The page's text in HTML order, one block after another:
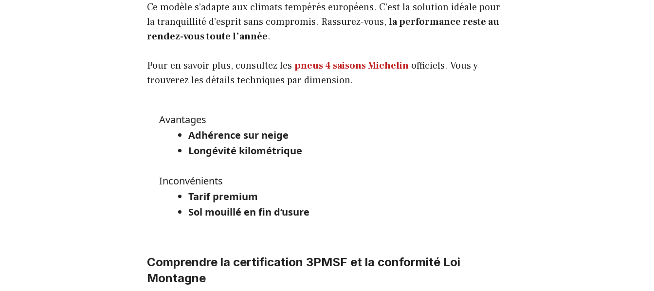
Ce modèle s’adapte aux climats tempérés européens. C’est la solution idéale pour
la tranquillité d’esprit sans compromis. Rassurez-vous, la performance reste au
rendez-vous toute l’année.
Pour en savoir plus, consultez les pneus 4 saisons Michelin officiels. Vous y
trouverez les détails techniques par dimension.
Avantages
Adhérence sur neige
Longévité kilométrique
Inconvénients
Tarif premium
Sol mouillé en fin d’usure
Comprendre la certification 3PMSF et la conformité Loi
Montagne